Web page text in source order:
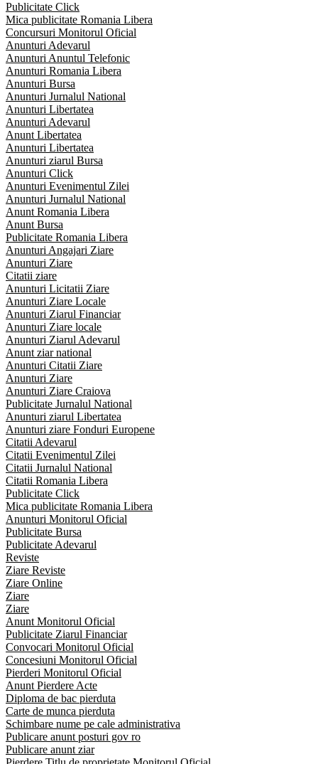
Publicitate Click
Mica publicitate Romania Libera
Concursuri Monitorul Oficial
Anunturi Adevarul
Anunturi Anuntul Telefonic
Anunturi Romania Libera
Anunturi Bursa
Anunturi Jurnalul National
Anunturi Libertatea
Anunturi Adevarul
Anunt Libertatea
Anunturi Libertatea
Anunturi ziarul Bursa
Anunturi Click
Anunturi Evenimentul Zilei
Anunturi Jurnalul National
Anunt Romania Libera
Anunt Bursa
Publicitate Romania Libera
Anunturi Angajari Ziare
Anunturi Ziare
Citatii ziare
Anunturi Licitatii Ziare
Anunturi Ziare Locale
Anunturi Ziarul Financiar
Anunturi Ziare locale
Anunturi Ziarul Adevarul
Anunt ziar national
Anunturi Citatii Ziare
Anunturi Ziare
Anunturi Ziare Craiova
Publicitate Jurnalul National
Anunturi ziarul Libertatea
Anunturi ziare Fonduri Europene
Citatii Adevarul
Citatii Evenimentul Zilei
Citatii Jurnalul National
Citatii Romania Libera
Publicitate Click
Mica publicitate Romania Libera
Anunturi Monitorul Oficial
Publicitate Bursa
Publicitate Adevarul
Reviste
Ziare Reviste
Ziare Online
Ziare
Ziare
Anunt Monitorul Oficial
Publicitate Ziarul Financiar
Convocari Monitorul Oficial
Concesiuni Monitorul Oficial
Pierderi Monitorul Oficial
Anunt Pierdere Acte
Diploma de bac pierduta
Carte de munca pierduta
Schimbare nume pe cale administrativa
Publicare anunt posturi gov ro
Publicare anunt ziar